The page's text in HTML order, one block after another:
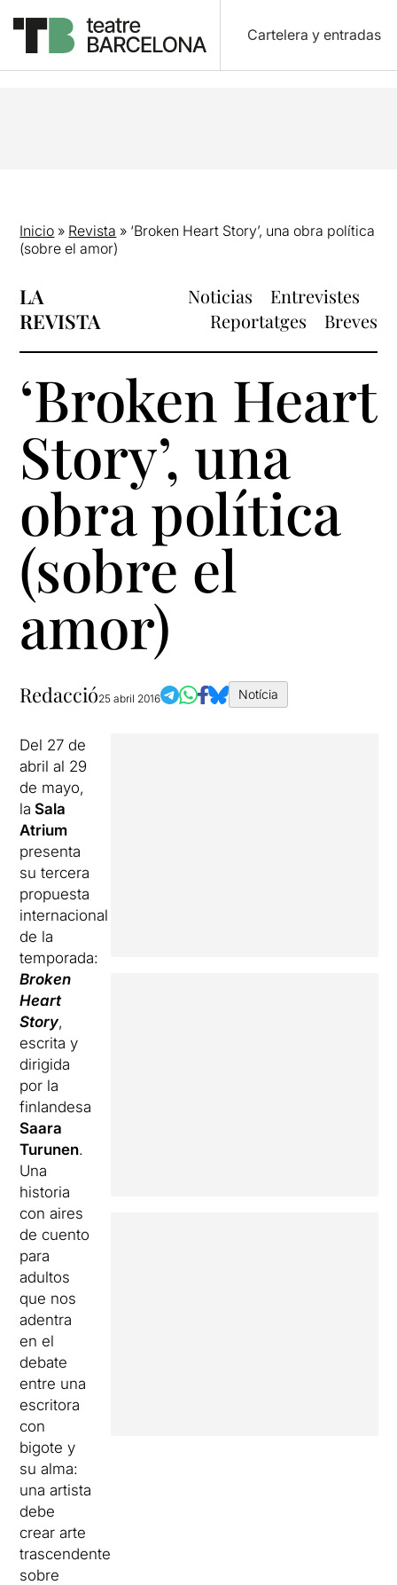
Cartelera y entradas
Inicio » Revista » ‘Broken Heart Story’, una obra política
(sobre el amor)
LA
REVISTA
Noticias
Entrevistes
Reportatges
Breves
‘Broken Heart
Story’, una
obra política
(sobre el
amor)
Redacció25 abril 2016 Notícia
Del 27 de
abril al 29
de mayo,
la Sala
Atrium
presenta
su tercera
propuesta
internacional
de la
temporada:
Broken
Heart
Story,
escrita y
dirigida
por la
finlandesa
Saara
Turunen.
Una
historia
con aires
de cuento
para
adultos
que nos
adentra
en el
debate
entre una
escritora
con
bigote y
su alma:
una artista
debe
crear arte
trascendente
sobre